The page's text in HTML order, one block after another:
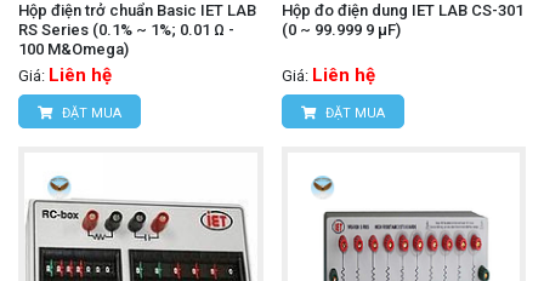
Hộp điện trở chuẩn Basic IET LAB
RS Series (0.1% ~ 1%; 0.01 Ω -
100 M&Omega)
Giá: Liên hệ
ĐẶT MUA
Hộp đo điện dung IET LAB CS-301
(0 ~ 99.999 9 µF)
Giá: Liên hệ
ĐẶT MUA